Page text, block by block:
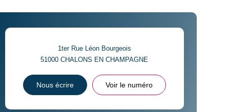
1ter Rue Léon Bourgeois
51000CHALONS EN CHAMPAGNE
Nous écrire Voir le numéro